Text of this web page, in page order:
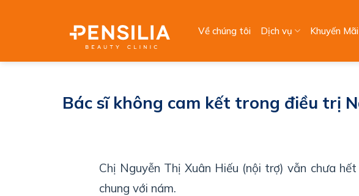
Về chúng tôi Dịch vụ Khuyến Mãi
Bác sĩ không cam kết trong điều trị
Chị Nguyễn Thị Xuân Hiếu (nội trợ) vẫn chưa
chung với nám.